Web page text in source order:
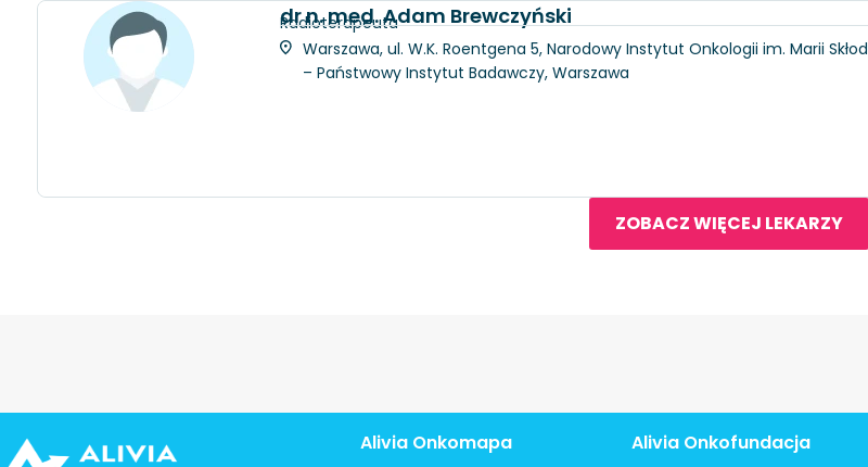
dr n. med. Adam Brewczyński
Radioterapeuta
Warszawa, ul. W.K. Roentgena 5, Narodowy Instytut Onkologii im. Marii
– Państwowy Instytut Badawczy, Warszawa
ZOBACZ WIĘCEJ LEKARZY
Alivia Onkomapa Alivia Onkofundacja